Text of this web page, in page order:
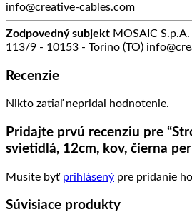
info@creative-cables.com
Zodpovedný subjekt MOSAIC
113/9 - 10153 - Torino (TO)
Recenzie
Nikto zatiaľ nepridal hodnotenie.
Pridajte prvú recenziu pre
svietidlá, 12cm, kov, čierna
Musíte byť prihlásený pre pridanie
Súvisiace produkty